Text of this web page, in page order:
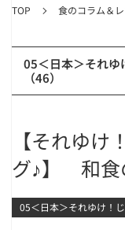
TOP 食のコラム＆
05＜日本＞それゆ
（46）
【それゆ
グ♪】 和食
05＜日本＞それゆけ！